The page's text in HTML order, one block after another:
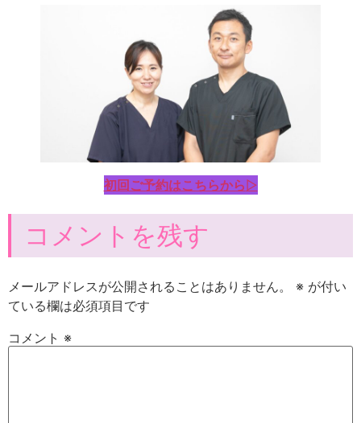
初回ご予約はこちらから ▷
コメントを残す
メールアドレスが公開されることはありません。 ※ が付い
ている欄は必須項目です
コメント ※